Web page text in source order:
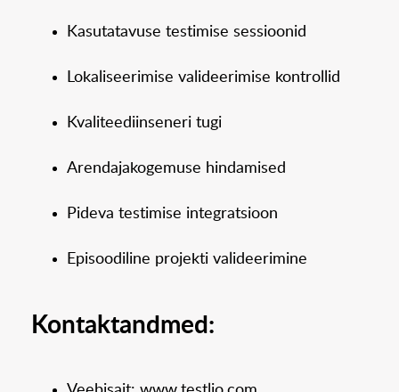
Kasutatavuse testimise sessioonid
Lokaliseerimise valideerimise kontrollid
Kvaliteediinseneri tugi
Arendajakogemuse hindamised
Pideva testimise integratsioon
Episoodiline projekti valideerimine
Kontaktandmed: